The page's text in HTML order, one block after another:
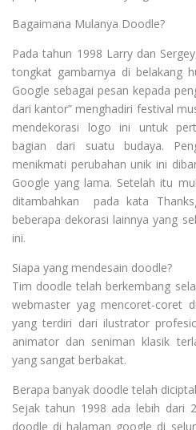
Bagaimana Mulanya Doodle?
Pada tahun 1998 Larry dan
tongkat gambarnya di belakang
Google sebagai pesan kepada
dari kantor” menghadiri festival
mendekorasi logo ini untuk
bagian dari suatu budaya.
menikmati perubahan unik ini
Google yang lama. Setelah itu
ditambahkan pada kata
beberapa dekorasi lainnya yang
ini.
Siapa yang mendesain doodle?
Tim doodle telah berkembang
webmaster yag mencoret-coret
yang terdiri dari ilustrator
animator dan seniman klasik
yang sangat berbakat.
Berapa banyak doodle telah
Sejak tahun 1998 ada lebih dari
doodle di halaman google di